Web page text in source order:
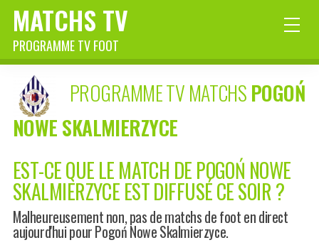
MATCHS TV
PROGRAMME TV FOOT
PROGRAMME TV MATCHSPOGOŃ
NOWE SKALMIERZYCE
EST-CE QUE LE MATCH DE POGOŃ NOWE
SKALMIERZYCE EST DIFFUSÉ CE SOIR ?
Malheureusement non, pas de matchs de foot en direct
aujourd'hui pour Pogoń Nowe Skalmierzyce.